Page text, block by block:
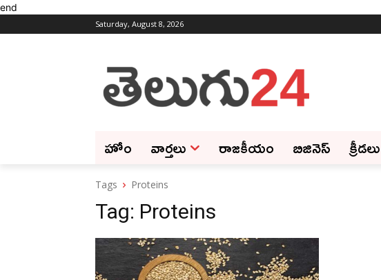
end
Saturday, August 8, 2026
హోం వార్తలు రాజకీయం బిజినెస్‌ క్రీడలు
Tags Proteins
Tag: Proteins